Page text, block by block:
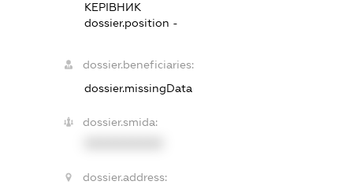
КЕРІВНИК
dossier.position -
dossier.beneficiaries:
dossier.missingData
dossier.smida:
dossier.address: